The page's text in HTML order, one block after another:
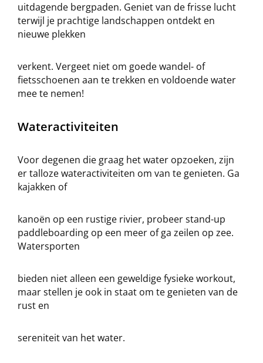
uitdagende bergpaden. Geniet van de frisse lucht
terwijl je prachtige landschappen ontdekt en
nieuwe plekken
verkent. Vergeet niet om goede wandel- of
fietsschoenen aan te trekken en voldoende water
mee te nemen!
Wateractiviteiten
Voor degenen die graag het water opzoeken, zijn
er talloze wateractiviteiten om van te genieten. Ga
kajakken of
kanoën op een rustige rivier, probeer stand-up
paddleboarding op een meer of ga zeilen op zee.
Watersporten
bieden niet alleen een geweldige fysieke workout,
maar stellen je ook in staat om te genieten van de
rust en
sereniteit van het water.